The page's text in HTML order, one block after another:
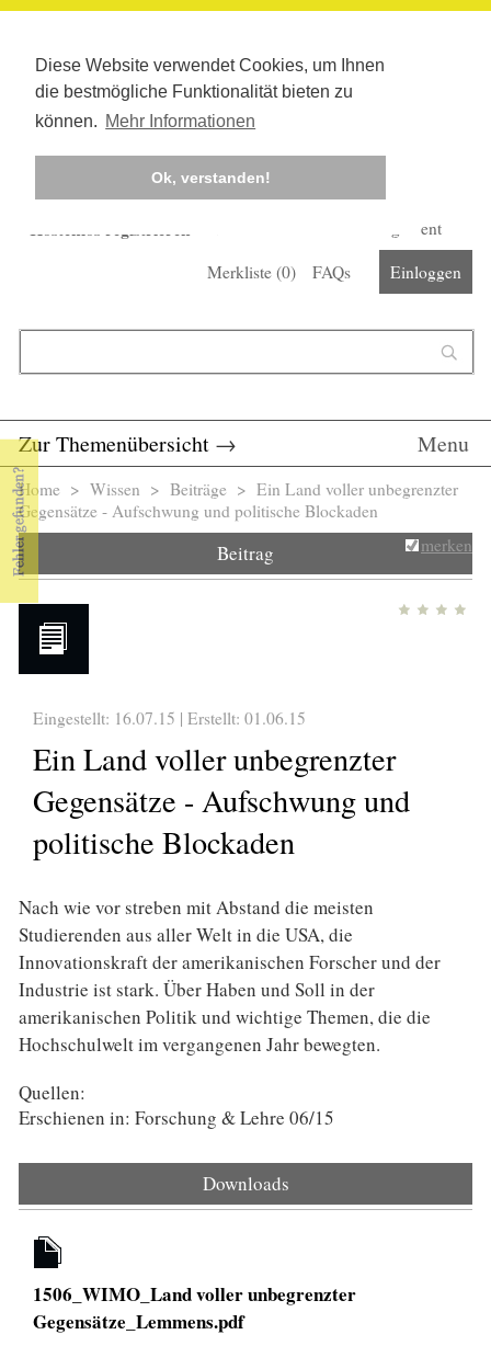
Diese Website verwendet Cookies, um Ihnen
die bestmögliche Funktionalität bieten zu
können. Mehr Informationen
Ok, verstanden!
Kostenlos registrieren
Corona-Management
Merkliste (0) FAQs Einloggen
Zur Themenübersicht → Menu
Sie sind hier
Home > Wissen > Beiträge > Ein Land voller unbegrenzter
Gegensätze - Aufschwung und politische Blockaden
Beitrag merken
Eingestellt: 16.07.15 | Erstellt: 01.06.15
Ein Land voller unbegrenzter
Gegensätze - Aufschwung und
politische Blockaden
Nach wie vor streben mit Abstand die meisten
Studierenden aus aller Welt in die USA, die
Innovationskraft der amerikanischen Forscher und der
Industrie ist stark. Über Haben und Soll in der
amerikanischen Politik und wichtige Themen, die die
Hochschulwelt im vergangenen Jahr bewegten.
Quellen:
Erschienen in: Forschung & Lehre 06/15
Downloads
1506_WIMO_Land voller unbegrenzter
Gegensätze_Lemmens.pdf